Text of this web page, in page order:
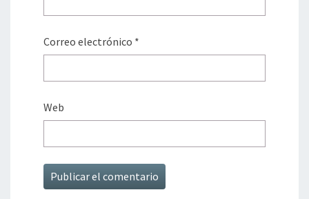
Correo electrónico *
Web